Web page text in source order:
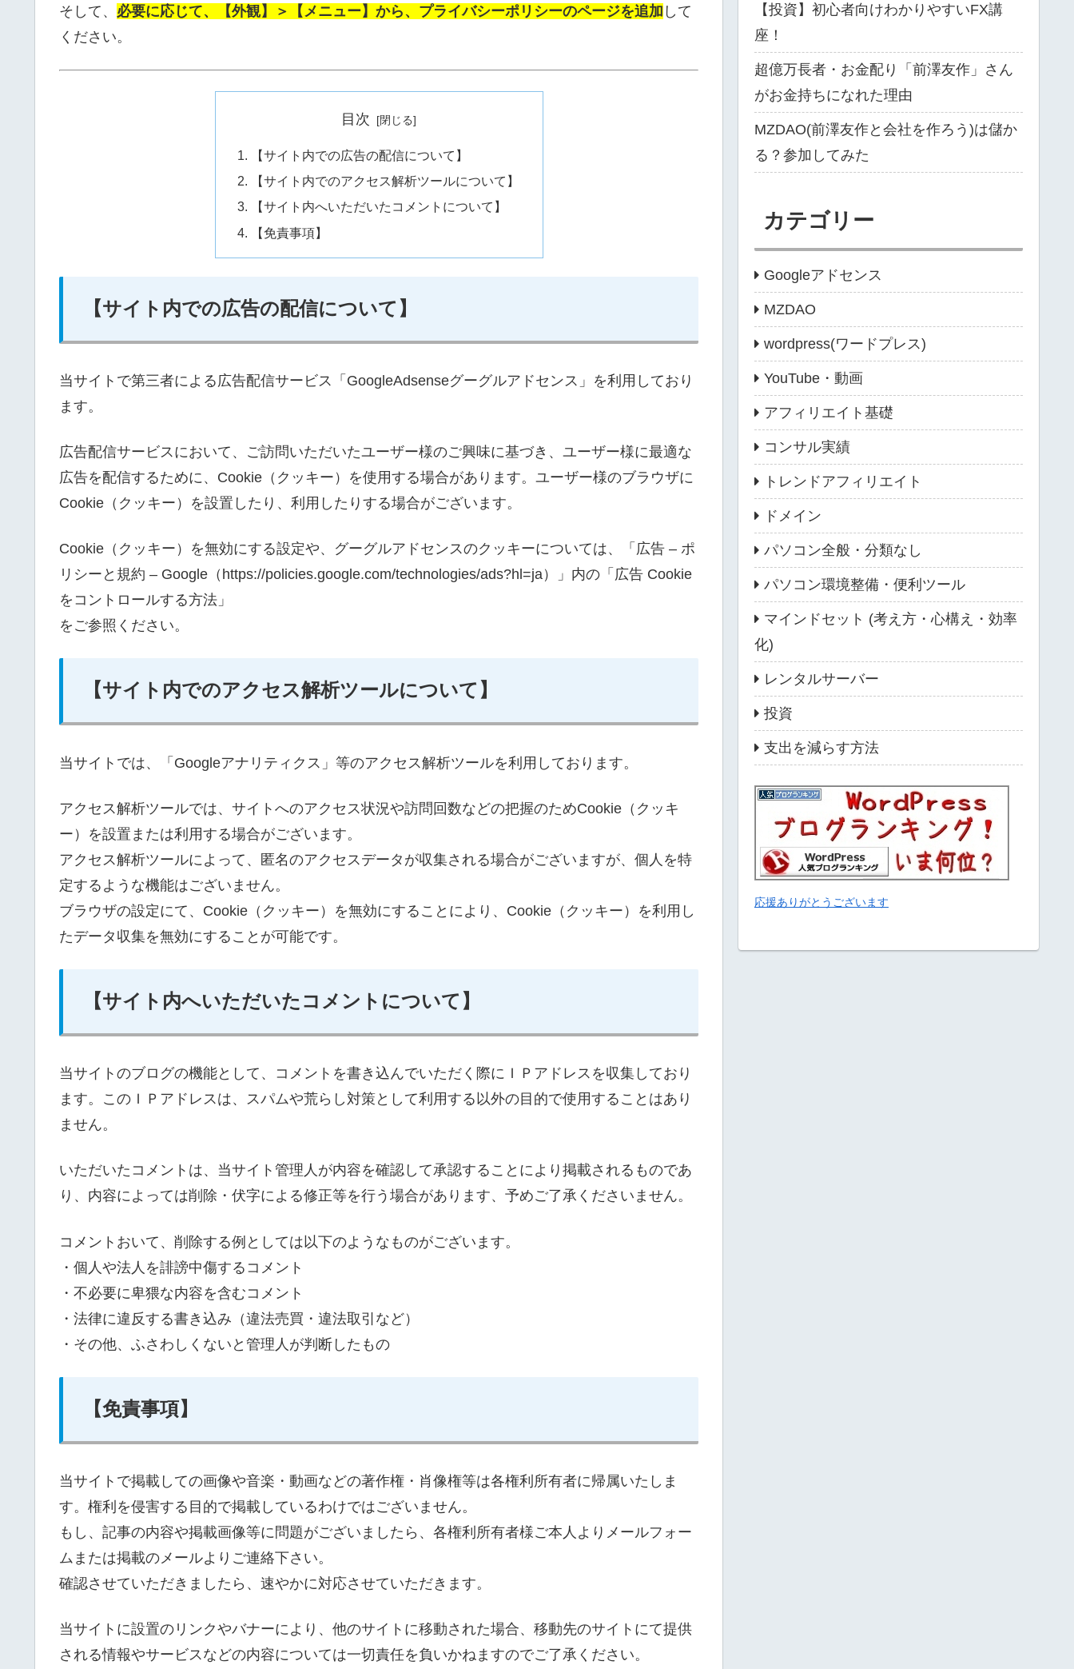
そして、 必要に応じて、【外観】＞【メニュー】から、プライバシーポリシーのページを追加 して
ください。
目次
【サイト内での広告の配信について】
【サイト内でのアクセス解析ツールについて】
【サイト内へいただいたコメントについて】
【免責事項】
【サイト内での広告の配信について】
当サイトで第三者による広告配信サービス「GoogleAdsenseグーグルアドセンス」を利用しており
ます。
広告配信サービスにおいて、ご訪問いただいたユーザー様のご興味に基づき、ユーザー様に最適な
広告を配信するために、Cookie（クッキー）を使用する場合があります。ユーザー様のブラウザに
Cookie（クッキー）を設置したり、利用したりする場合がございます。
Cookie（クッキー）を無効にする設定や、グーグルアドセンスのクッキーについては、「広告 – ポ
リシーと規約 – Google（https://policies.google.com/technologies/ads?hl=ja）」内の「広告 Cookie
をコントロールする方法」
をご参照ください。
【サイト内でのアクセス解析ツールについて】
当サイトでは、「Googleアナリティクス」等のアクセス解析ツールを利用しております。
アクセス解析ツールでは、サイトへのアクセス状況や訪問回数などの把握のためCookie（クッキ
ー）を設置または利用する場合がございます。
アクセス解析ツールによって、匿名のアクセスデータが収集される場合がございますが、個人を特
定するような機能はございません。
ブラウザの設定にて、Cookie（クッキー）を無効にすることにより、Cookie（クッキー）を利用し
たデータ収集を無効にすることが可能です。
【サイト内へいただいたコメントについて】
当サイトのブログの機能として、コメントを書き込んでいただく際にＩＰアドレスを収集しており
ます。このＩＰアドレスは、スパムや荒らし対策として利用する以外の目的で使用することはあり
ません。
いただいたコメントは、当サイト管理人が内容を確認して承認することにより掲載されるものであ
り、内容によっては削除・伏字による修正等を行う場合があります、予めご了承くださいません。
コメントおいて、削除する例としては以下のようなものがございます。
・個人や法人を誹謗中傷するコメント
・不必要に卑猥な内容を含むコメント
・法律に違反する書き込み（違法売買・違法取引など）
・その他、ふさわしくないと管理人が判断したもの
【免責事項】
当サイトで掲載しての画像や音楽・動画などの著作権・肖像権等は各権利所有者に帰属いたしま
す。権利を侵害する目的で掲載しているわけではございません。
もし、記事の内容や掲載画像等に問題がございましたら、各権利所有者様ご本人よりメールフォー
ムまたは掲載のメールよりご連絡下さい。
確認させていただきましたら、速やかに対応させていただきます。
当サイトに設置のリンクやバナーにより、他のサイトに移動された場合、移動先のサイトにて提供
される情報やサービスなどの内容については一切責任を負いかねますのでご了承ください。
【投資】初心者向けわかりやすいFX講
座！
超億万長者・お金配り「前澤友作」さん
がお金持ちになれた理由
MZDAO(前澤友作と会社を作ろう)は儲か
る？参加してみた
カテゴリー
Googleアドセンス
MZDAO
wordpress(ワードプレス)
YouTube・動画
アフィリエイト基礎
コンサル実績
トレンドアフィリエイト
ドメイン
パソコン全般・分類なし
パソコン環境整備・便利ツール
マインドセット (考え方・心構え・効率
化)
レンタルサーバー
投資
支出を減らす方法
応援ありがとうございます